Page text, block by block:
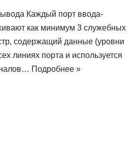
Каждый порт ввода-
как минимум 3 служебных
содержащий данные (уровни
линиях порта и используется
Подробнее »